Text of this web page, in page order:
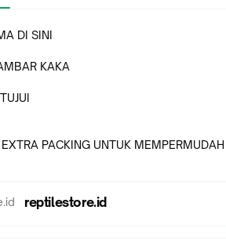
DI SINI
KAKA
PACKING UNTUK MEMPERMUDAH
EXPEDISI BUKAN TOKO‘’
reptilestore.id